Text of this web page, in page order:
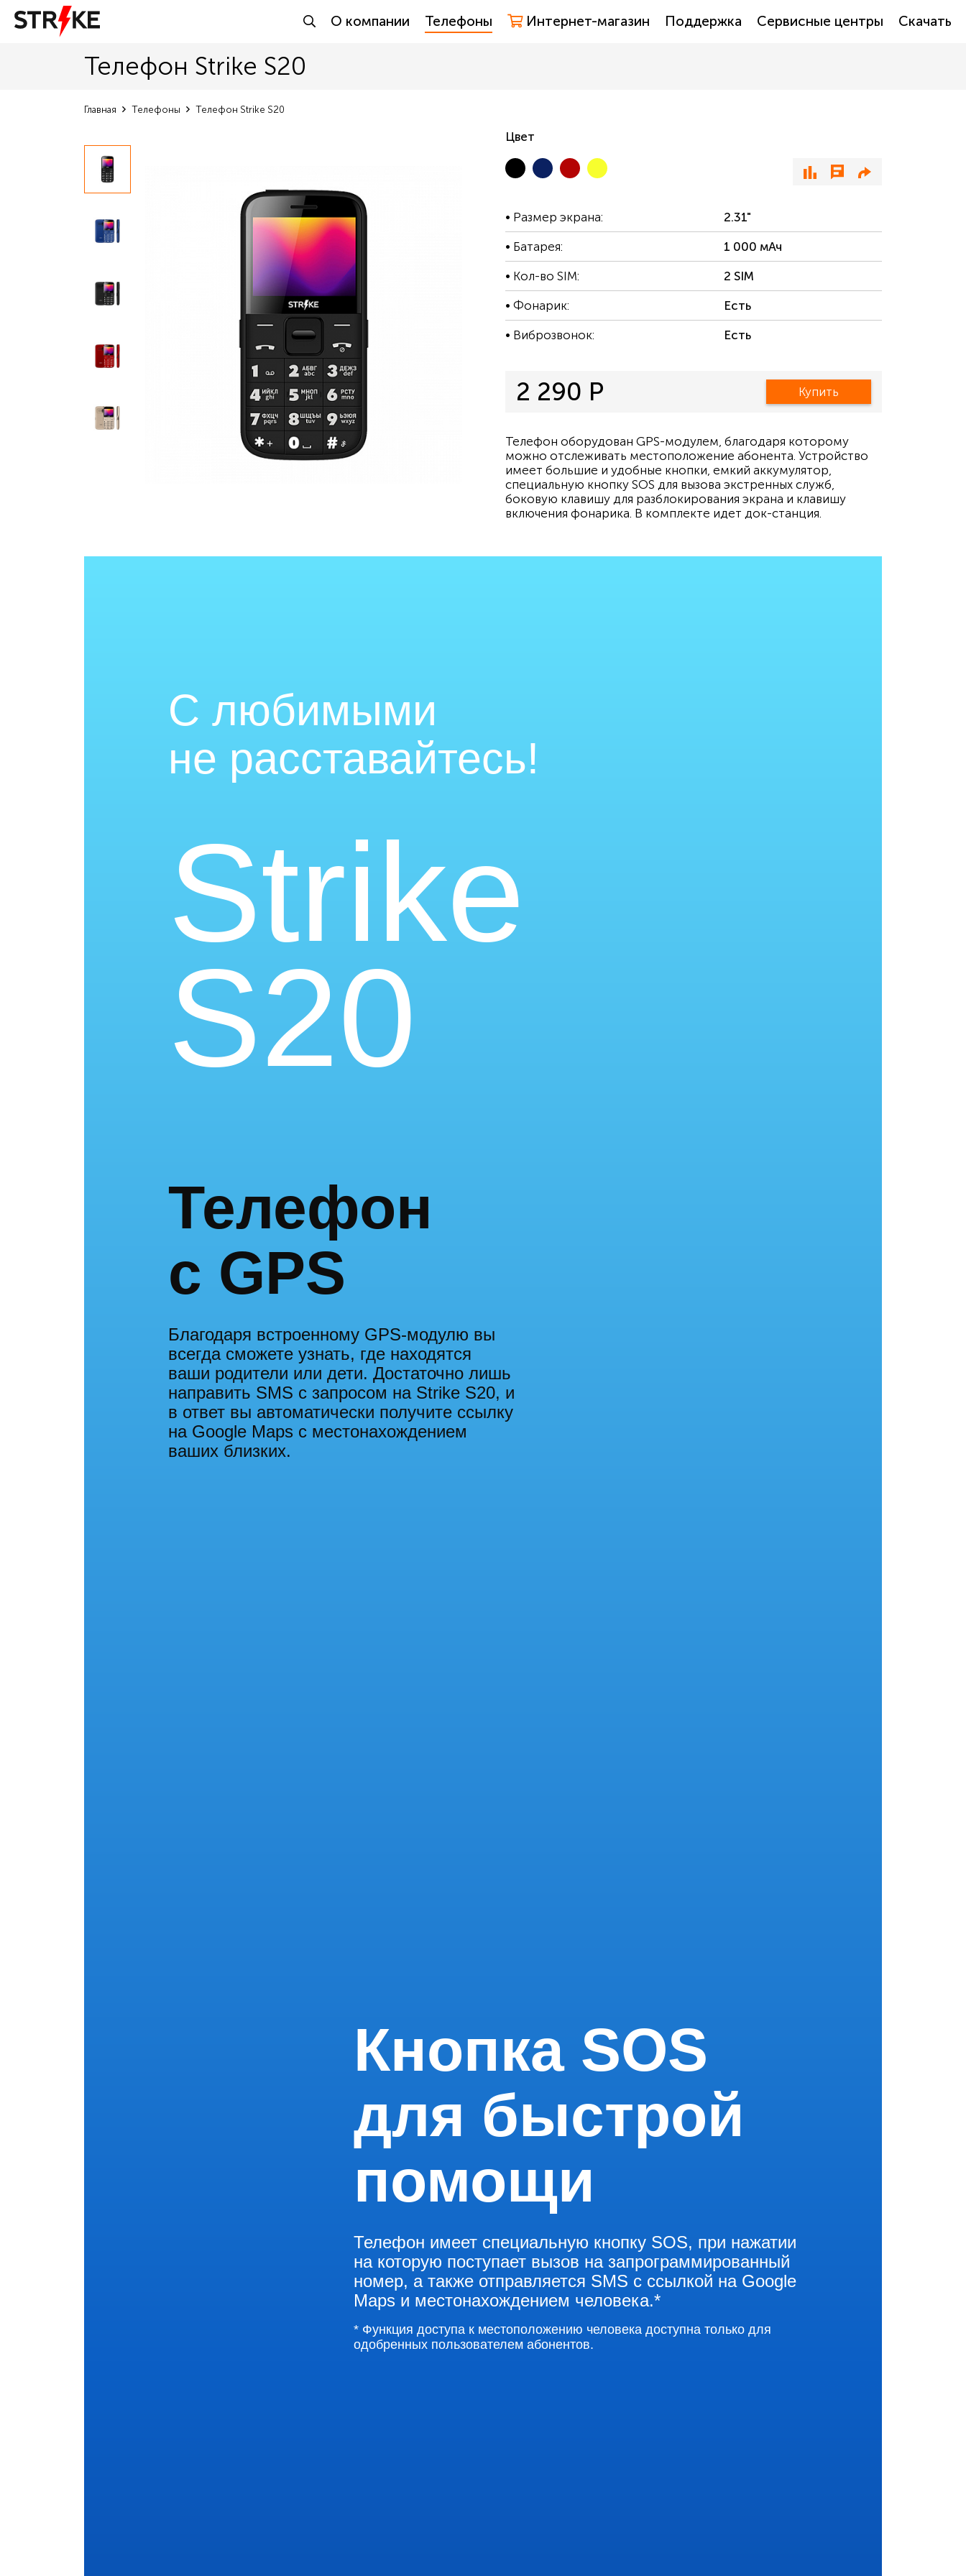
О компании Телефоны Интернет-магазин Поддержка Сервисные центры Скачать
Телефон Strike S20
Главная Телефоны Телефон Strike S20
Цвет
Размер экрана: 2.31"
Батарея: 1 000 мАч
Кол-во SIM: 2 SIM
Фонарик: Есть
Виброзвонок: Есть
2 290 Р Купить
Телефон оборудован GPS-модулем, благодаря которому
можно отслеживать местоположение абонента. Устройство
имеет большие и удобные кнопки, емкий аккумулятор,
специальную кнопку SOS для вызова экстренных служб,
боковую клавишу для разблокирования экрана и клавишу
включения фонарика. В комплекте идет док-станция.
C любимыми
не расставайтесь!
Strike
S20
Телефон
с GPS
Благодаря встроенному GPS-модулю вы
всегда сможете узнать, где находятся
ваши родители или дети. Достаточно лишь
направить SMS с запросом на Strike S20, и
в ответ вы автоматически получите ссылку
на Google Maps с местонахождением
ваших близких.
Кнопка SOS
для быстрой
помощи
Телефон имеет специальную кнопку SOS, при нажатии
на которую поступает вызов на запрограммированный
номер, а также отправляется SMS с ссылкой на Google
Maps и местонахождением человека.*
* Функция доступа к местоположению человека доступна только для
одобренных пользователем абонентов.